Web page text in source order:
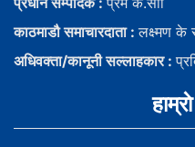
काठमाडौ समाचारदाता :लक्ष्मण के
अधिवक्ता/कानूनी सल्लाहकार :